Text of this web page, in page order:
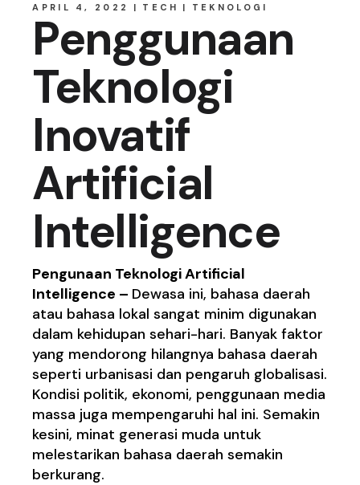
APRIL 4, 2022 TECH TEKNOLOGI
Penggunaan
Teknologi
Inovatif
Artificial
Intelligence
Pengunaan Teknologi Artificial
Intelligence – Dewasa ini, bahasa daerah
atau bahasa lokal sangat minim digunakan
dalam kehidupan sehari-hari. Banyak faktor
yang mendorong hilangnya bahasa daerah
seperti urbanisasi dan pengaruh globalisasi.
Kondisi politik, ekonomi, penggunaan media
massa juga mempengaruhi hal ini. Semakin
kesini, minat generasi muda untuk
melestarikan bahasa daerah semakin
berkurang.